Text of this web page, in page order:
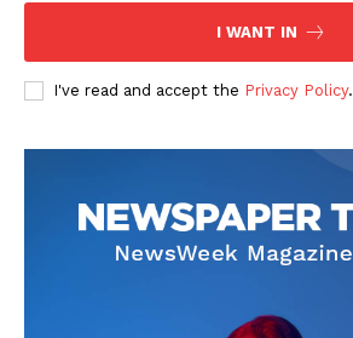
Subscription Plans
My account
I WANT IN
I've read and accept the Privacy Policy.